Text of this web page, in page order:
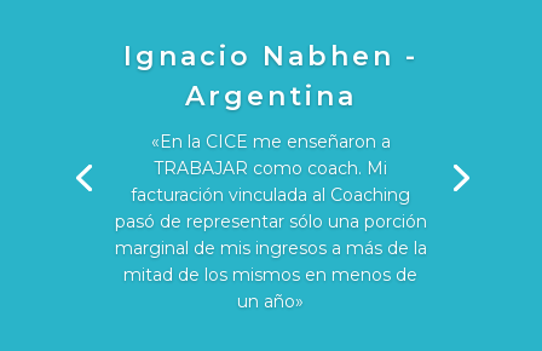
Ignacio Nabhen -
Argentina
«En la CICE me enseñaron a
TRABAJAR como coach. Mi
facturación vinculada al Coaching
pasó de representar sólo una porción
marginal de mis ingresos a más de la
mitad de los mismos en menos de
un año»